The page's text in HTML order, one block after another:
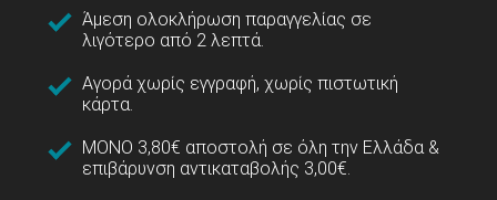
Άμεση ολοκλήρωση παραγγελίας σε
λιγότερο από 2 λεπτά.
Αγορά χωρίς εγγραφή, χωρίς πιστωτική
κάρτα.
ΜΟΝΟ 3,80€ αποστολή σε όλη την Ελλάδα &
επιβάρυνση αντικαταβολής 3,00€.